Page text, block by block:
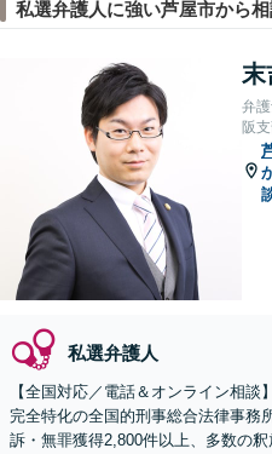
私選弁護人に強い芦屋市から
弁
阪
私選弁護人
【全国対応／電話＆オンライン相
完全特化の全国的刑事総合法律事務
訴・無罪獲得2,800件以上、多数の